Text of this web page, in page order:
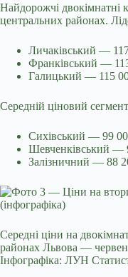
Найдорожчі двокімнатні
центральних районах.
Личаківський —
Франківський —
Галицький — 115
Середній ціновий
Сихівський — 99
Шевченківський —
Залізничний — 88
Середні ціни на
районах Львова —
Інфографіка: ЛУН